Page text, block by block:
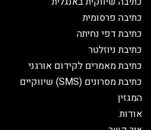
כתיבה פרסומית
כתיבת דפי נחיתה
כתיבת ניוזלטר
כתיבת מאמרים לקידום אורגני
כתיבת מסרונים (SMS) שיווקיים
המגזין
אודות